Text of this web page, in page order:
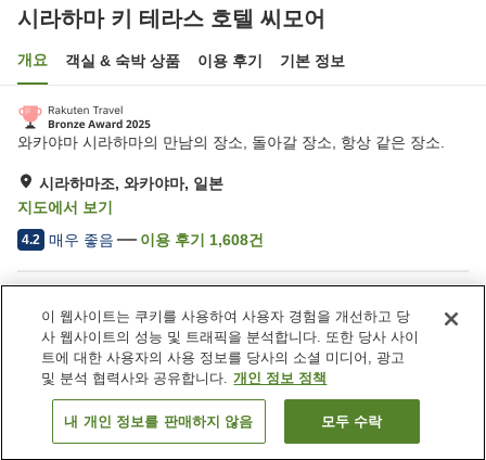
시라하마 키 테라스 호텔 씨모어
개요 객실 & 숙박 상품 이용 후기 기본 정보
와카야마 시라하마의 만남의 장소, 돌아갈 장소, 항상 같은 장소.
시라하마조, 와카야마, 일본
지도에서 보기
4.2 매우 좋음 이용 후기 1,608건
주차장
사우나
스파 / 미용실
수영장
일본 와카야마
시라하마조
시라하마 키 테라스 호텔 씨모어 객실 보기
이 웹사이트는 쿠키를 사용하여 사용자 경험을 개선하고 당
사 웹사이트의 성능 및 트래픽을 분석합니다. 또한 당사 사이
트에 대한 사용자의 사용 정보를 당사의 소셜 미디어, 광고
및 분석 협력사와 공유합니다. 개인 정보 정책
내 개인 정보를 판매하지 않음 모두 수락